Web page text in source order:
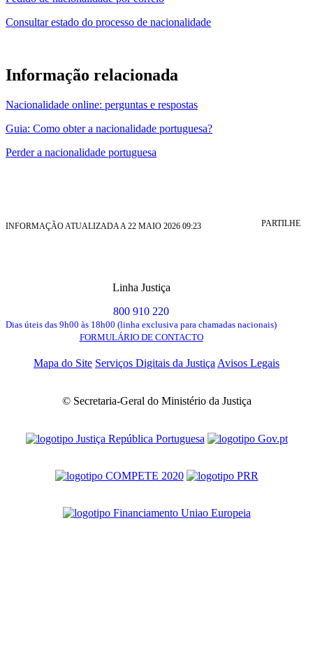
Consultar estado do processo de nacionalidade
Informação relacionada
Nacionalidade online: perguntas e respostas
Guia: Como obter a nacionalidade portuguesa?
Perder a nacionalidade portuguesa
INFORMAÇÃO ATUALIZADA A 22 MAIO 2026 09:23 PARTILHE
Linha Justiça
800 910 220
Dias úteis das 9h00 às 18h00 (linha exclusiva para chamadas nacionais)
FORMULÁRIO DE CONTACTO
Mapa do Site Serviços Digitais da Justiça Avisos Legais
© Secretaria-Geral do Ministério da Justiça